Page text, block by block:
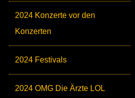
2024 Konzerte vor den
Konzerten
2024 Festivals
2024 OMG Die Ärzte LOL